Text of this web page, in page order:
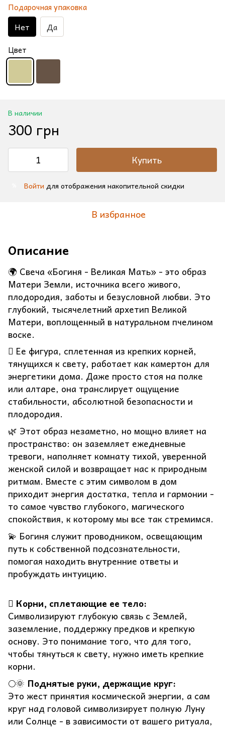
Подарочная упаковка
Нет Да
Цвет
В наличии
300 грн
Купить
Войти для отображения накопительной скидки
В избранное
Описание
🌍 Свеча «Богиня - Великая Мать» - это образ
Матери Земли, источника всего живого,
плодородия, заботы и безусловной любви. Это
глубокий, тысячелетний архетип Великой
Матери, воплощенный в натуральном пчелином
воске.
🪾 Ее фигура, сплетенная из крепких корней,
тянущихся к свету, работает как камертон для
энергетики дома. Даже просто стоя на полке
или алтаре, она транслирует ощущение
стабильности, абсолютной безопасности и
плодородия.
🌿 Этот образ незаметно, но мощно влияет на
пространство: он заземляет ежедневные
тревоги, наполняет комнату тихой, уверенной
женской силой и возвращает нас к природным
ритмам. Вместе с этим символом в дом
приходит энергия достатка, тепла и гармонии -
то самое чувство глубокого, магического
спокойствия, к которому мы все так стремимся.
💫 Богиня служит проводником, освещающим
путь к собственной подсознательности,
помогая находить внутренние ответы и
пробуждать интуицию.
🪾 Корни, сплетающие ее тело:
Символизируют глубокую связь с Землей,
заземление, поддержку предков и крепкую
основу. Это понимание того, что для того,
чтобы тянуться к свету, нужно иметь крепкие
корни.
🌕🌞 Поднятые руки, держащие круг:
Это жест принятия космической энергии, а сам
круг над головой символизирует полную Луну
или Солнце - в зависимости от вашего ритуала,